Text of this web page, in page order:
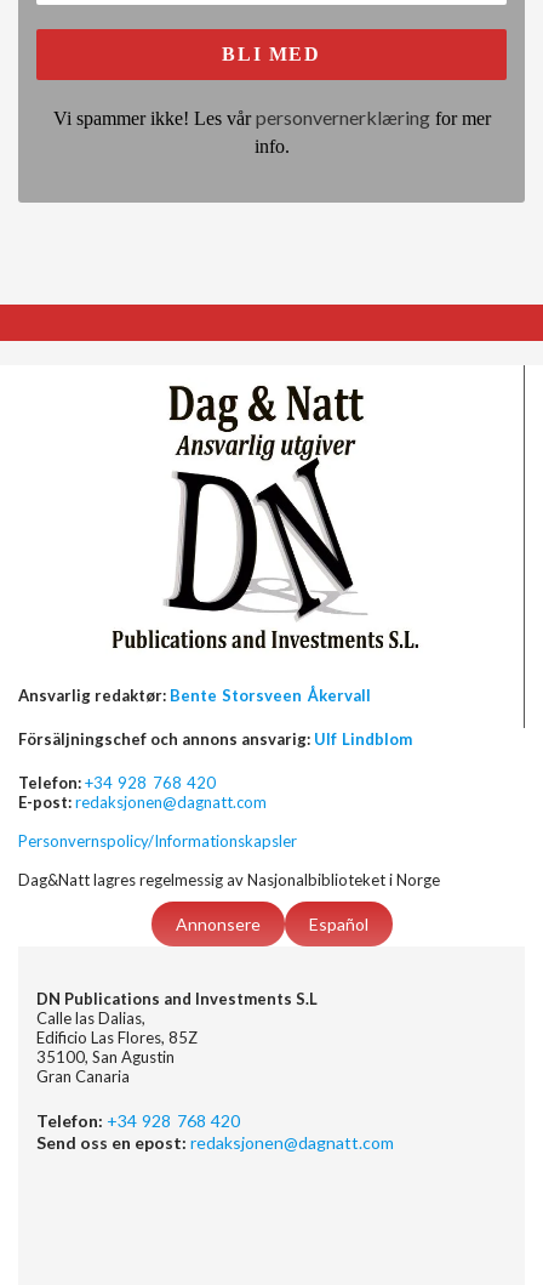
Vi spammer ikke! Les vårpersonvernerklæringfor mer
info.
Ansvarlig redaktør: Bente Storsveen Åkervall
Försäljningschef och annons ansvarig: Ulf Lindblom
Telefon:+34 928 768 420
E-post:redaksjonen@dagnatt.com
Personvernspolicy/Informationskapsler
Dag&Natt lagres regelmessig av Nasjonalbiblioteket i Norge
Annonsere Español
DN Publications and Investments S.L
Calle las Dalias,
Edificio Las Flores, 85Z
35100, San Agustin
Gran Canaria
Telefon: +34 928 768 420
Send oss en epost: redaksjonen@dagnatt.com